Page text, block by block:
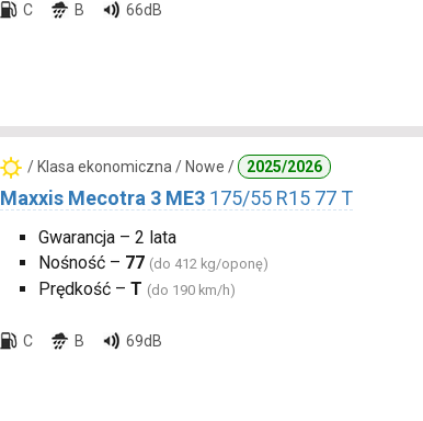
C B 66dB
/ Klasa ekonomiczna / Nowe / 2025/2026
Maxxis Mecotra 3 ME3 175/55 R15 77 T
Gwarancja – 2 lata
Nośność – 77 (do 412 kg/oponę)
Prędkość – T (do 190 km/h)
C B 69dB